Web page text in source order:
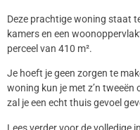
Deze prachtige woning staat
kamers en een
perceel van 410 m².
Je hoeft je geen zorgen te
woning kun je met z’n
zal je een echt thuis gevoel
Lees verder voor de volledige